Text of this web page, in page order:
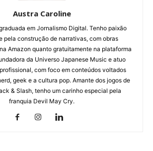
Austra Caroline
em Jornalismo Digital. Tenho paixão
pela construção de narrativas, com obras
Amazon quanto gratuitamente na plataforma
da Universo Japanese Music e atuo
com foco em conteúdos voltados
geek e a cultura pop. Amante dos jogos de
& Slash, tenho um carinho especial pela
franquia Devil May Cry.